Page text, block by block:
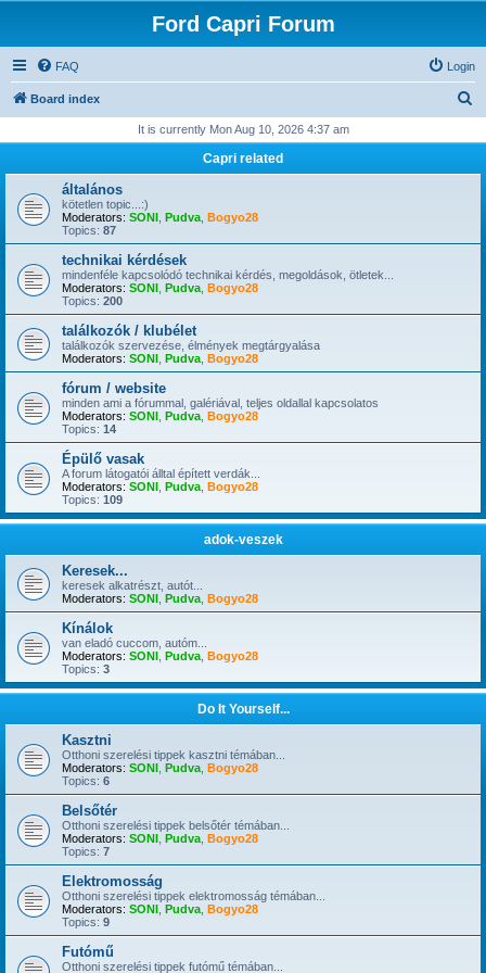
Ford Capri Forum
FAQ Login
Board index
r
It is currently Mon Aug 10, 2026 4:37 am
Capri related
általános
kötetlen topic...:)
Moderators: SONI Pudva Bogyo28
Topics: 87
technikai kérdések
mindenféle kapcsolódó technikai kérdés, megoldások, ötletek...
Moderators: SONI Pudva Bogyo28
Topics: 200
találkozók / klubélet
találkozók szervezése, élmények megtárgyalása
Moderators: SONI Pudva Bogyo28
fórum / website
minden ami a fórummal, galériával, teljes oldallal kapcsolatos
Moderators: SONI Pudva Bogyo28
Topics: 14
Épülő vasak
A forum látogatói álltal épített verdák...
Moderators: SONI Pudva Bogyo28
Topics: 109
adok-veszek
Keresek...
keresek alkatrészt, autót...
Moderators: SONI Pudva Bogyo28
Kínálok
van eladó cuccom, autóm...
Moderators: SONI Pudva Bogyo28
Topics: 3
Do It Yourself...
Kasztni
Otthoni szerelési tippek kasztni témában...
Moderators: SONI Pudva Bogyo28
Topics: 6
Belsőtér
Otthoni szerelési tippek belsőtér témában...
Moderators: SONI Pudva Bogyo28
Topics: 7
Elektromosság
Otthoni szerelési tippek elektromosság témában...
Moderators: SONI Pudva Bogyo28
Topics: 9
Futómű
Otthoni szerelési tippek futómű témában...